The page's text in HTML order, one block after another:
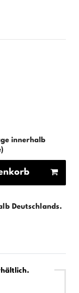
innerhalb
Deutschlands.